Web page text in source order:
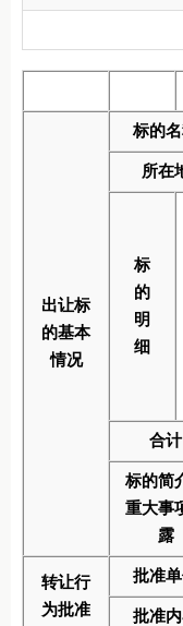
出让标
的基本
情况
标的
所在
标
的
明
细
合计
标的简
重大事
露
转让行
为批准
批准
批准